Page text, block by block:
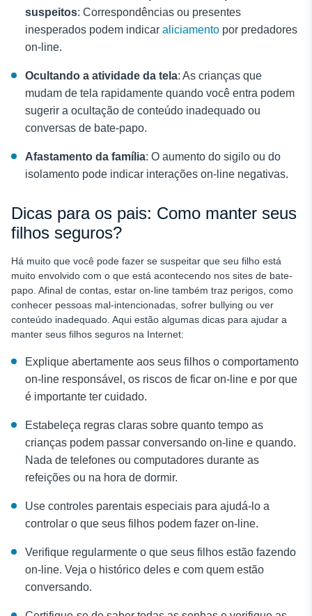
suspeitos: Correspondências ou presentes
inesperados podem indicar aliciamento por predadores
on-line.
Ocultando a atividade da tela: As crianças que
mudam de tela rapidamente quando você entra podem
sugerir a ocultação de conteúdo inadequado ou
conversas de bate-papo.
Afastamento da família: O aumento do sigilo ou do
isolamento pode indicar interações on-line negativas.
Dicas para os pais: Como manter seus
filhos seguros?
Há muito que você pode fazer se suspeitar que seu filho está
muito envolvido com o que está acontecendo nos sites de bate-
papo. Afinal de contas, estar on-line também traz perigos, como
conhecer pessoas mal-intencionadas, sofrer bullying ou ver
conteúdo inadequado. Aqui estão algumas dicas para ajudar a
manter seus filhos seguros na Internet:
Explique abertamente aos seus filhos o comportamento
on-line responsável, os riscos de ficar on-line e por que
é importante ter cuidado.
Estabeleça regras claras sobre quanto tempo as
crianças podem passar conversando on-line e quando.
Nada de telefones ou computadores durante as
refeições ou na hora de dormir.
Use controles parentais especiais para ajudá-lo a
controlar o que seus filhos podem fazer on-line.
Verifique regularmente o que seus filhos estão fazendo
on-line. Veja o histórico deles e com quem estão
conversando.